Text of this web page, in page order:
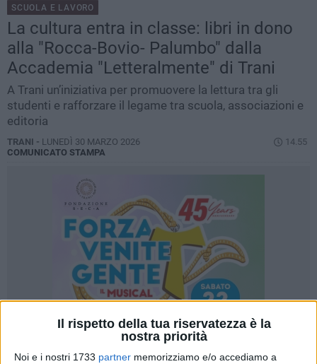
Il rispetto della tua riservatezza è la
nostra priorità
Noi e i nostri 1733 partner memorizziamo e/o accediamo a
SCUOLA E LAVORO
La cultura entra in classe: libri in dono
alla "Rocca-Bovio- Palumbo" dalla
Accademia "Letteralmente" di Trani
A Trani un’iniziativa per promuovere la lettura tra gli
studenti e rafforzare il legame tra scuola, associazioni e
editoria
TRANI - LUNEDÌ 30 MARZO 2026
14.55
COMUNICATO STAMPA